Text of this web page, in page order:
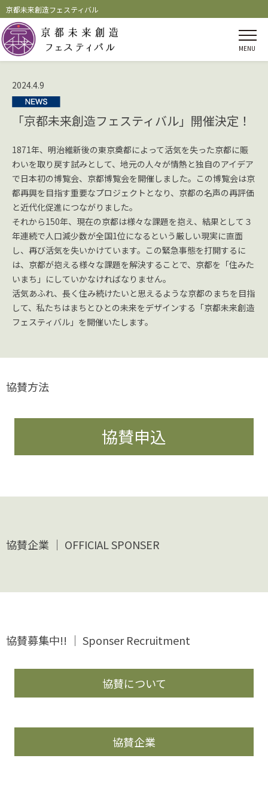
京都未来創造フェスティバル
MENU
2024.4.9
「京都未来創造フェスティバル」開催決定！
1871年、明治維新後の東京奠都によって活気を失った京都に賑
わいを取り戻す試みとして、地元の人々が情熱と独自のアイデア
で日本初の博覧会、京都博覧会を開催しました。この博覧会は京
都再興を目指す重要なプロジェクトとなり、京都の名声の再評価
と近代化促進につながりました。
それから150年、現在の京都は様々な課題を抱え、結果として３
年連続で人口減少数が全国1位になるという厳しい現実に直面
し、再び活気を失いかけています。この緊急事態を打開するに
は、京都が抱える様々な課題を解決することで、京都を「住みた
いまち」にしていかなければなりません。
活気あふれ、長く住み続けたいと思えるような京都のまちを目指
して、私たちはまちとひとの未来をデザインする「京都未来創造
フェスティバル」を開催いたします。
協賛方法
協賛申込
協賛企業 ｜ OFFICIAL SPONSER
協賛募集中!! ｜ Sponser Recruitment
協賛について
協賛企業